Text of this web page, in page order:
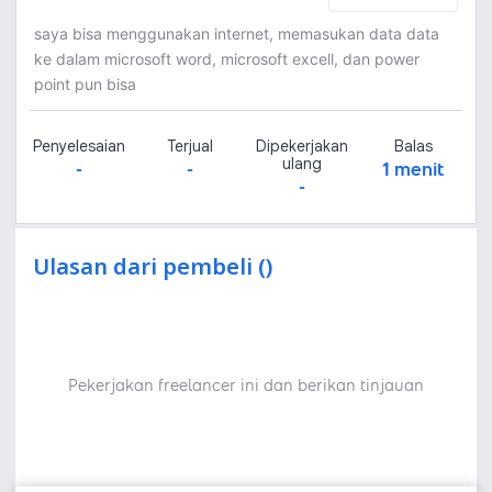
saya bisa menggunakan internet, memasukan data data
ke dalam microsoft word, microsoft excell, dan power
point pun bisa
Penyelesaian
-
Terjual
-
Dipekerjakan
ulang
-
Balas
1 menit
Ulasan dari pembeli ()
Pekerjakan freelancer ini dan berikan tinjauan